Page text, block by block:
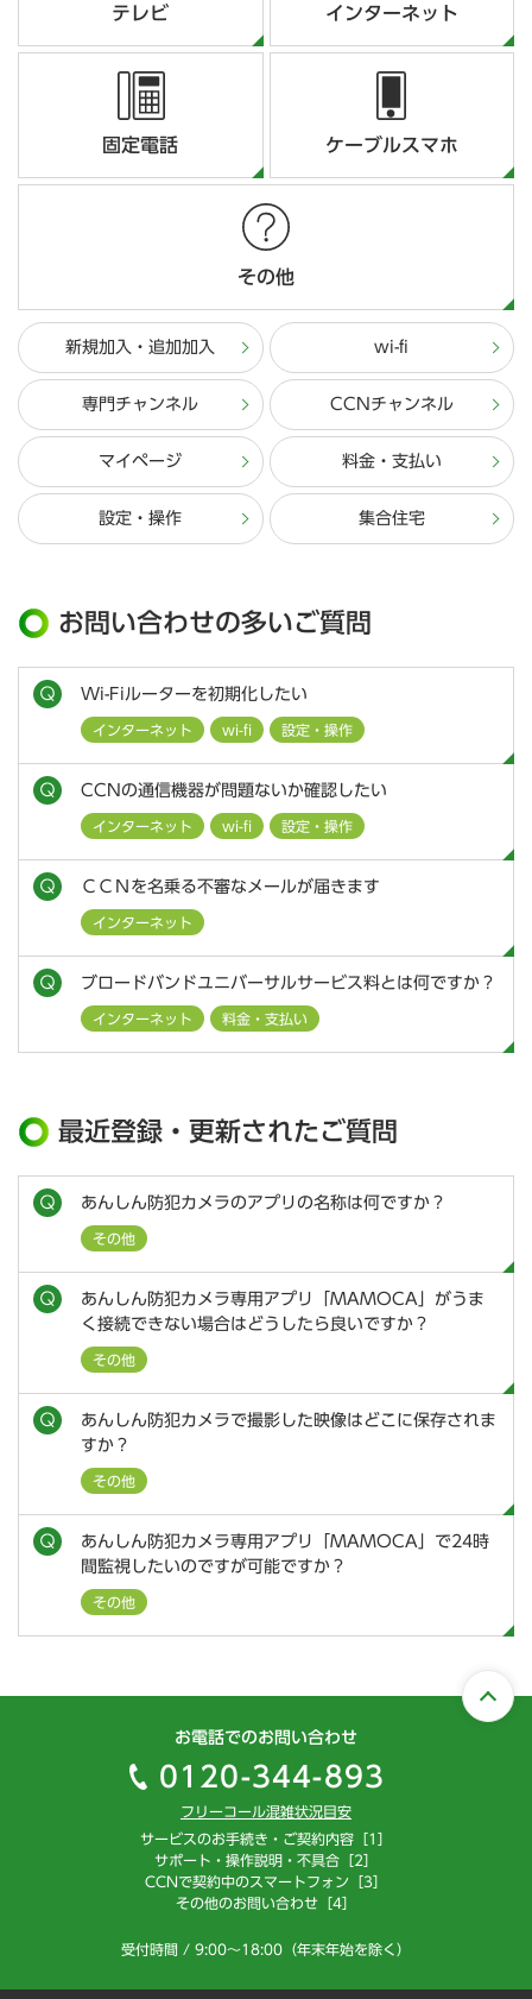
テレビ インターネット
固定電話 ケーブルスマホ
その他
新規加入・追加加入 wi-fi
専門チャンネル CCNチャンネル
マイページ 料金・支払い
設定・操作 集合住宅
お問い合わせの多いご質問
Wi-Fiルーターを初期化したい
インターネット wi-fi 設定・操作
CCNの通信機器が問題ないか確認したい
インターネット wi-fi 設定・操作
ＣＣＮを名乗る不審なメールが届きます
インターネット
ブロードバンドユニバーサルサービス料とは何ですか？
インターネット 料金・支払い
最近登録・更新されたご質問
あんしん防犯カメラのアプリの名称は何ですか？
その他
あんしん防犯カメラ専用アプリ「MAMOCA」がうま
く接続できない場合はどうしたら良いですか？
その他
あんしん防犯カメラで撮影した映像はどこに保存されま
すか？
その他
あんしん防犯カメラ専用アプリ「MAMOCA」で24時
間監視したいのですが可能ですか？
その他
お電話でのお問い合わせ
0120-344-893
フリーコール混雑状況目安
サービスのお手続き・ご契約内容［1］
サポート・操作説明・不具合［2］
CCNで契約中のスマートフォン［3］
その他のお問い合わせ［4］
受付時間 / 9:00～18:00（年末年始を除く）